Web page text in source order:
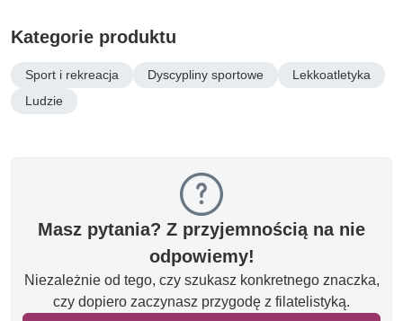
Kategorie produktu
Sport i rekreacja Dyscypliny sportowe
Lekkoatletyka
Ludzie
Masz pytania? Z przyjemnością na nie
odpowiemy!
Niezależnie od tego, czy szukasz konkretnego znaczka,
czy dopiero zaczynasz przygodę z filatelistyką.